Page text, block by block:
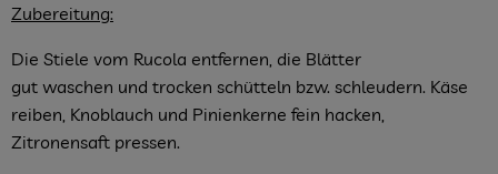
Zubereitung:
Die Stiele vom Rucola entfernen, die Blätter
gut waschen und trocken schütteln bzw. schleudern. Käse
reiben, Knoblauch und Pinienkerne fein hacken,
Zitronensaft pressen.